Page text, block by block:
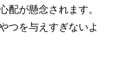
配が懸念されます。
つを与えすぎないよ